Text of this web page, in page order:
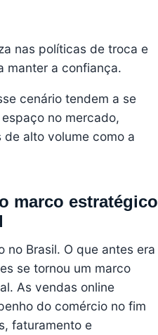
nas políticas de troca e
manter a confiança.
cenário tendem a se
no mercado,
alto volume como a
marco estratégico
no Brasil. O que antes era
se tornou um marco
As vendas online
do comércio no fim
faturamento e